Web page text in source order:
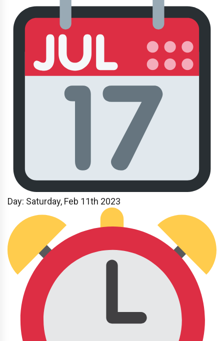
Day: Saturday, Feb 11th 2023